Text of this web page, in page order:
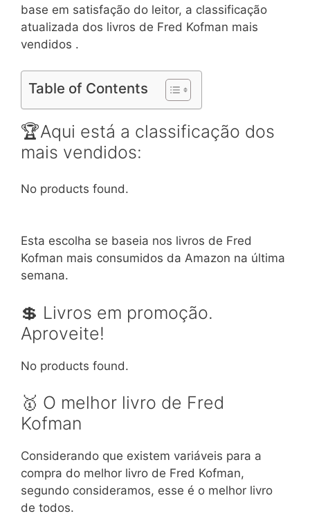
base em satisfação do leitor, a classificação
atualizada dos livros de Fred Kofman mais
vendidos .
Table of Contents
🏆Aqui está a classificação dos
mais vendidos:
No products found.
Esta escolha se baseia nos livros de Fred
Kofman mais consumidos da Amazon na última
semana.
💲 Livros em promoção.
Aproveite!
No products found.
🥇 O melhor livro de Fred
Kofman
Considerando que existem variáveis para a
compra do melhor livro de Fred Kofman,
segundo consideramos, esse é o melhor livro
de todos.